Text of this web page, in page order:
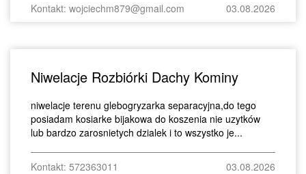
Kontakt: wojciechm879@gmail.com 03.08.2026
Niwelacje Rozbiórki Dachy Kominy
niwelacje terenu glebogryzarka separacyjna,do tego
posiadam kosiarke bijakowa do koszenia nie uzytków
lub bardzo zarosnietych dzialek i to wszystko je...
Kontakt: 572363011 03.08.2026